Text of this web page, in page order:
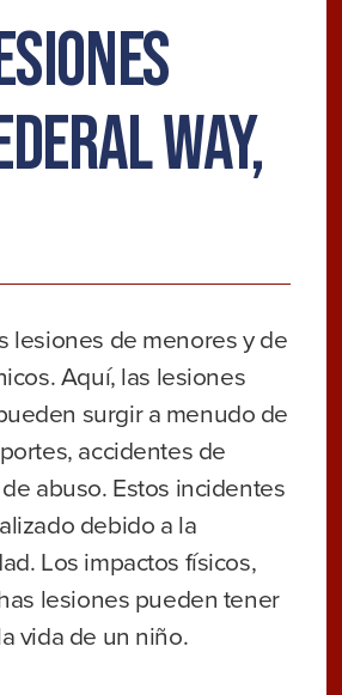
Way,
lesiones de menores y de
Aquí, las lesiones
surgir a menudo de
accidentes de
abuso. Estos incidentes
debido a la
Los impactos físicos,
lesiones pueden tener
vida de un niño.